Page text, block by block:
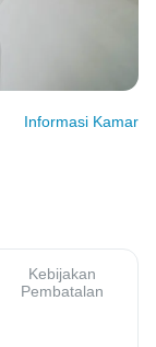
Informasi Kamar
Kebijakan
Pembatalan